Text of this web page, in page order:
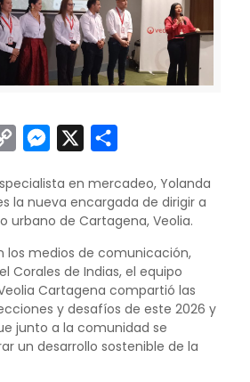
Copy
Messenger
en mercadeo, Yolanda
la nueva encargada de dirigir a
urbano de Cartagena, Veolia.
los medios de comunicación,
Corales de Indias, el equipo
Cartagena compartió las
y desafíos de este 2026 y
junto a la comunidad se
un desarrollo sostenible de la